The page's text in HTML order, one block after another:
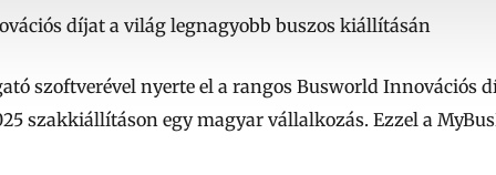
díjat a világ legnagyobb buszos kiállításán
szoftverével nyerte el a rangos Busworld Innovációs
szakkiállításon egy magyar vállalkozás. Ezzel a